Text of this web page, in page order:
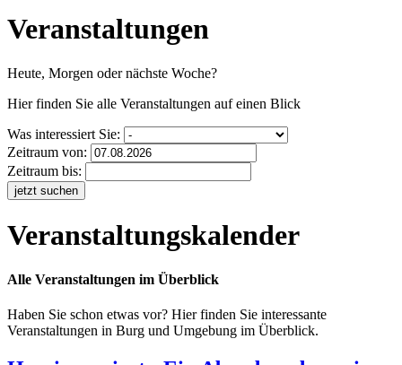
Veranstaltungen
Heute, Morgen oder nächste Woche?
Hier finden Sie alle Veranstaltungen auf einen Blick
Was interessiert Sie:
Zeitraum von:
Zeitraum bis:
jetzt suchen
Veranstaltungskalender
Alle Veranstaltungen im Überblick
Haben Sie schon etwas vor? Hier finden Sie interessante
Veranstaltungen in Burg und Umgebung im Überblick.